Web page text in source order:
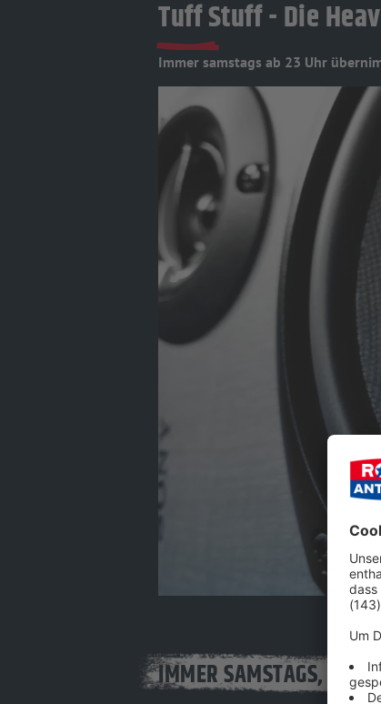
Tuff Stuff - Die
Immer samstags ab 23 Uhr
IMMER SAMSTAGS,